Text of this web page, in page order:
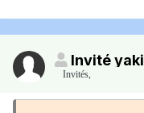
Invité
Invités,